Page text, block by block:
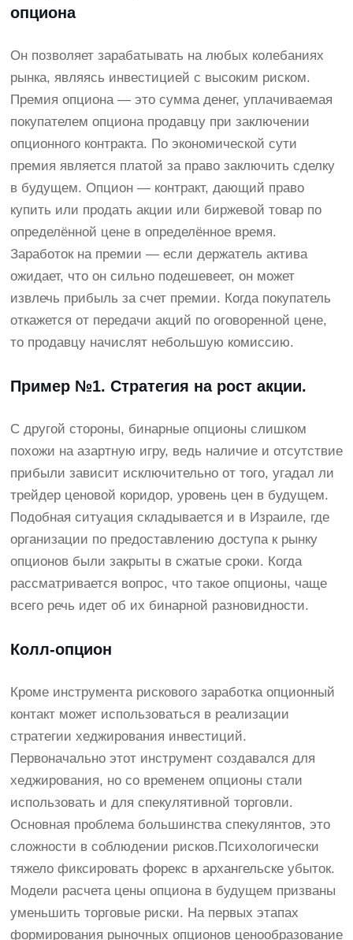
опциона
Он позволяет зарабатывать на любых колебаниях
рынка, являясь инвестицией с высоким риском.
Премия опциона — это сумма денег, уплачиваемая
покупателем опциона продавцу при заключении
опционного контракта. По экономической сути
премия является платой за право заключить сделку
в будущем. Опцион — контракт, дающий право
купить или продать акции или биржевой товар по
определённой цене в определённое время.
Заработок на премии — если держатель актива
ожидает, что он сильно подешевеет, он может
извлечь прибыль за счет премии. Когда покупатель
откажется от передачи акций по оговоренной цене,
то продавцу начислят небольшую комиссию.
Пример №1. Стратегия на рост акции.
С другой стороны, бинарные опционы слишком
похожи на азартную игру, ведь наличие и отсутствие
прибыли зависит исключительно от того, угадал ли
трейдер ценовой коридор, уровень цен в будущем.
Подобная ситуация складывается и в Израиле, где
организации по предоставлению доступа к рынку
опционов были закрыты в сжатые сроки. Когда
рассматривается вопрос, что такое опционы, чаще
всего речь идет об их бинарной разновидности.
Колл-опцион
Кроме инструмента рискового заработка опционный
контакт может использоваться в реализации
стратегии хеджирования инвестиций.
Первоначально этот инструмент создавался для
хеджирования, но со временем опционы стали
использовать и для спекулятивной торговли.
Основная проблема большинства спекулянтов, это
сложности в соблюдении рисков.Психологически
тяжело фиксировать форекс в архангельскеубыток.
Модели расчета цены опциона в будущем призваны
уменьшить торговые риски. На первых этапах
формирования рыночных опционов ценообразование